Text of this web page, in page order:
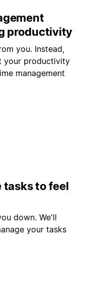
productivity
you. Instead,
your productivity
management
tasks to feel
down. We'll
your tasks